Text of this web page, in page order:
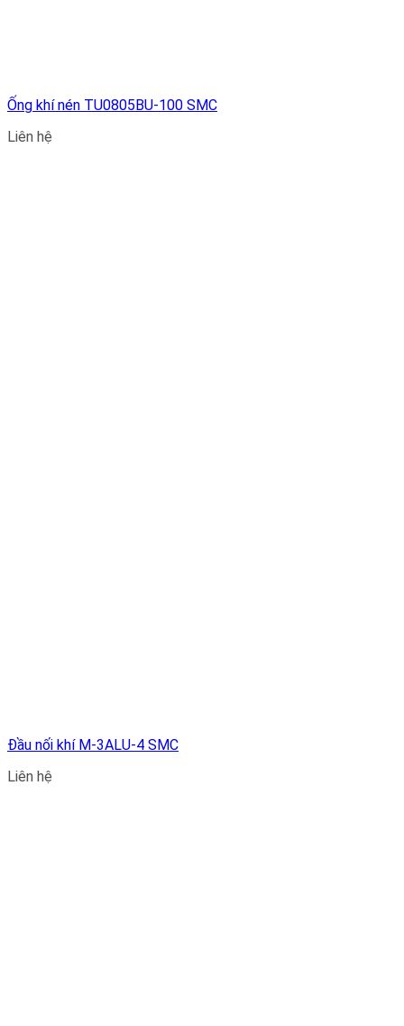
Ống khí nén TU0805BU-100 SMC
Liên hệ
Đầu nối khí M-3ALU-4 SMC
Liên hệ